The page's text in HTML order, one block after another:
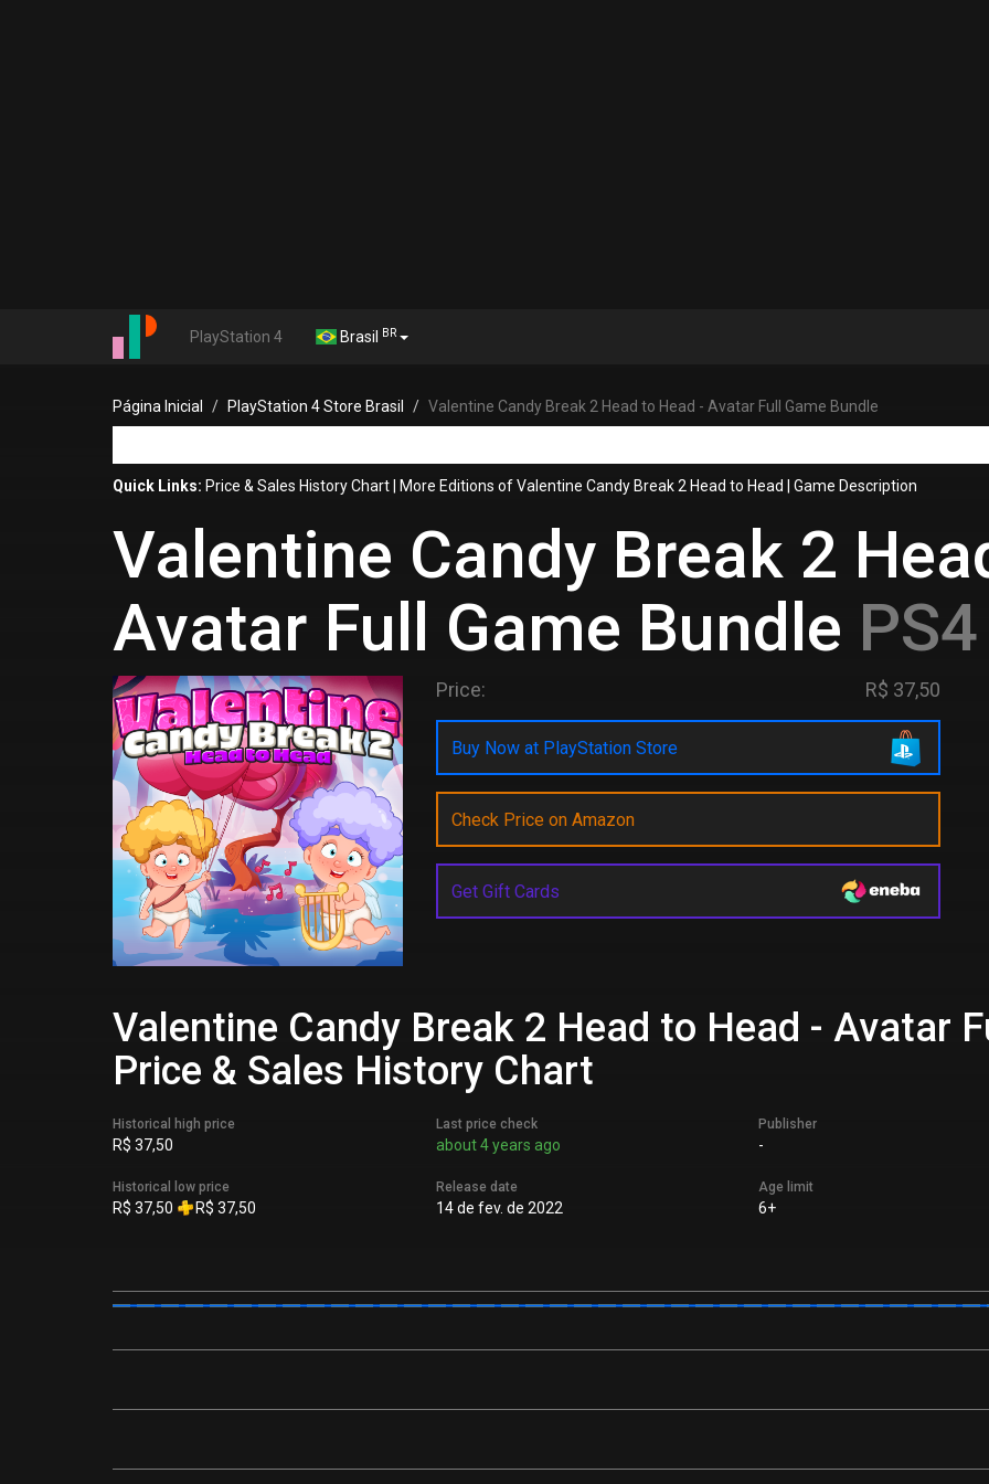
PlayStation 4 Brasil BR
Página Inicial PlayStation 4 Store Brasil Valentine Candy Break 2 Head to Head - Avatar Full Game Bundle
Quick Links: Price & Sales History Chart More Editions of Valentine Candy Break 2 Head to Head Game Description
Valentine Candy Break 2
Avatar Full Game Bundle
Price: R$ 37,50
Buy Now at PlayStation Store
Check Price on Amazon
Get Gift Cards
Valentine Candy Break 2 Head to Head - Avatar
Price & Sales History Chart
Historical high price
R$ 37,50
Historical low price
R$ 37,50 R$ 37,50
Last price check
about 4 years ago
Release date
14 de fev. de 2022
Publisher
-
Age limit
6+